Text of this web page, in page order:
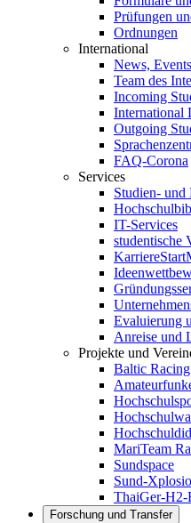
Prüfungen
Ordnungen
International
News,
Team des
Incoming
International
Outgoing
FAQ-Corona
Services
Studien- und
IT-Services
studentische
Evaluierung
Anreise und
Projekte und
Baltic Racing
MariTeam
Sundspace
Sund-
ThaiGer-H2-
Forschung und Transfer